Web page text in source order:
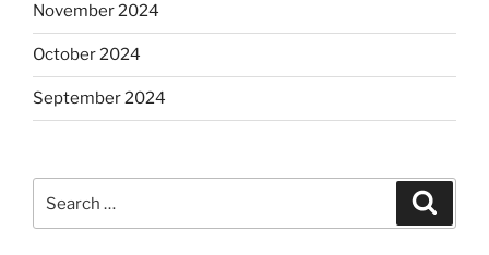
November 2024
October 2024
September 2024
for: